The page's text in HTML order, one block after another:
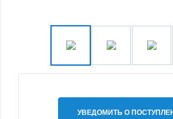
УВЕДОМИТЬ О